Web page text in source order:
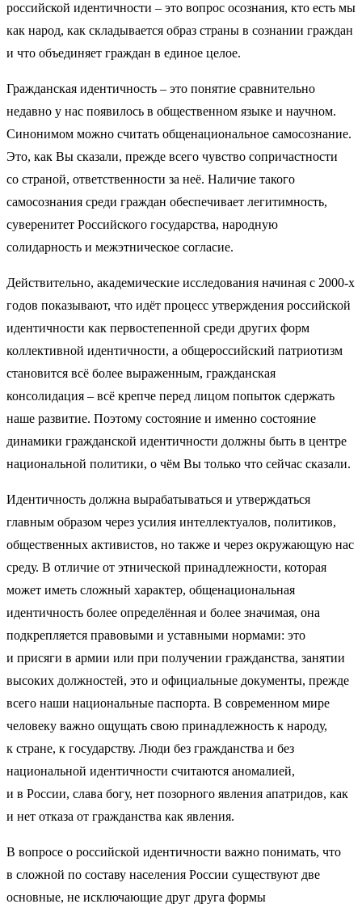
российской идентичности – это вопрос осознания, кто есть мы
как народ, как складывается образ страны в сознании граждан
и что объединяет граждан в единое целое.
Гражданская идентичность – это понятие сравнительно
недавно у нас появилось в общественном языке и научном.
Синонимом можно считать общенациональное самосознание.
Это, как Вы сказали, прежде всего чувство сопричастности
со страной, ответственности за неё. Наличие такого
самосознания среди граждан обеспечивает легитимность,
суверенитет Российского государства, народную
солидарность и межэтническое согласие.
Действительно, академические исследования начиная с 2000-х
годов показывают, что идёт процесс утверждения российской
идентичности как первостепенной среди других форм
коллективной идентичности, а общероссийский патриотизм
становится всё более выраженным, гражданская
консолидация – всё крепче перед лицом попыток сдержать
наше развитие. Поэтому состояние и именно состояние
динамики гражданской идентичности должны быть в центре
национальной политики, о чём Вы только что сейчас сказали.
Идентичность должна вырабатываться и утверждаться
главным образом через усилия интеллектуалов, политиков,
общественных активистов, но также и через окружающую нас
среду. В отличие от этнической принадлежности, которая
может иметь сложный характер, общенациональная
идентичность более определённая и более значимая, она
подкрепляется правовыми и уставными нормами: это
и присяги в армии или при получении гражданства, занятии
высоких должностей, это и официальные документы, прежде
всего наши национальные паспорта. В современном мире
человеку важно ощущать свою принадлежность к народу,
к стране, к государству. Люди без гражданства и без
национальной идентичности считаются аномалией,
и в России, слава богу, нет позорного явления апатридов, как
и нет отказа от гражданства как явления.
В вопросе о российской идентичности важно понимать, что
в сложной по составу населения России существуют две
основные, не исключающие друг друга формы